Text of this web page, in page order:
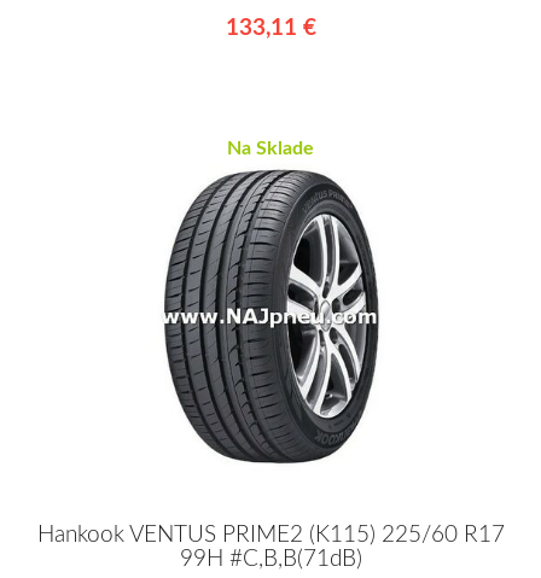
133,11 €
Na Sklade
Hankook VENTUS PRIME2 (K115) 225/60 R17
99H #C,B,B(71dB)